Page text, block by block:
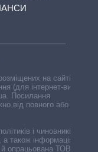
на сайті,
(для інтернет-видань
Посилання
від повного або
і чиновників,
також інформація про
опрацьована ТОВ «ІА